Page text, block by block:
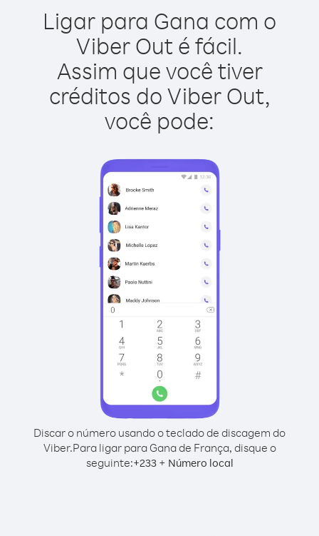
Ligar para Gana com o
Viber Out é fácil.
Assim que você tiver
créditos do Viber Out,
você pode:
Discar o número usando o teclado de discagem do
Viber.Para ligar para Gana de França, disque o
seguinte:+233+ Número local